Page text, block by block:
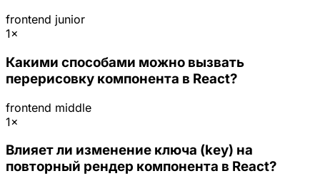
frontend junior
1×
Какими способами можно вызвать
перерисовку компонента в React?
frontend middle
1×
Влияет ли изменение ключа (key) на
повторный рендер компонента в React?